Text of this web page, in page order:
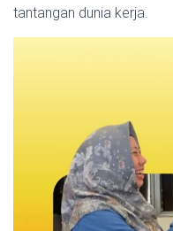
tantangan dunia kerja.